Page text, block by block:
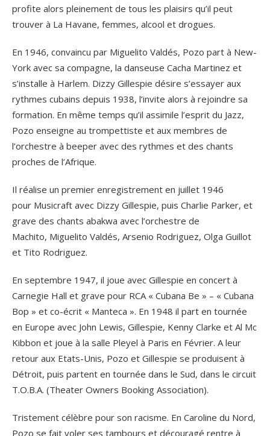
profite alors pleinement de tous les plaisirs qu’il peut
trouver à La Havane, femmes, alcool et drogues.
En 1946, convaincu par Miguelito Valdés, Pozo part à New-
York avec sa compagne, la danseuse Cacha Martinez et
s’installe à Harlem. Dizzy Gillespie désire s’essayer aux
rythmes cubains depuis 1938, l’invite alors à rejoindre sa
formation. En même temps qu’il assimile l’esprit du Jazz,
Pozo enseigne au trompettiste et aux membres de
l’orchestre à beeper avec des rythmes et des chants
proches de l’Afrique.
Il réalise un premier enregistrement en juillet 1946
pour Musicraft avec Dizzy Gillespie, puis Charlie Parker, et
grave des chants abakwa avec l’orchestre de
Machito, Miguelito Valdés, Arsenio Rodriguez, Olga Guillot
et Tito Rodriguez.
En septembre 1947, il joue avec Gillespie en concert à
Carnegie Hall et grave pour RCA « Cubana Be » – « Cubana
Bop » et co-écrit « Manteca ». En 1948 il part en tournée
en Europe avec John Lewis, Gillespie, Kenny Clarke et Al Mc
Kibbon et joue à la salle Pleyel à Paris en Février. A leur
retour aux Etats-Unis, Pozo et Gillespie se produisent à
Détroit, puis partent en tournée dans le Sud, dans le circuit
T.O.B.A. (Theater Owners Booking Association).
Tristement célèbre pour son racisme. En Caroline du Nord,
Pozo se fait voler ses tambours et découragé rentre à